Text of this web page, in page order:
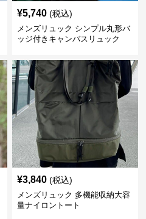
¥5,740 (税込)
メンズリュック シンプル丸形バ
ッジ付きキャンバスリュック
¥3,840 (税込)
メンズリュック 多機能収納大容
量ナイロントート